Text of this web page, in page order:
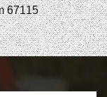
67115